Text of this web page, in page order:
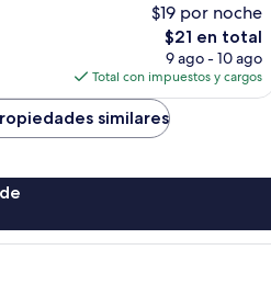
$19 por noche
El
precio
actual
es
de
$21
$21 en total
9 ago - 10 ago
Total con impuestos y cargos
similares